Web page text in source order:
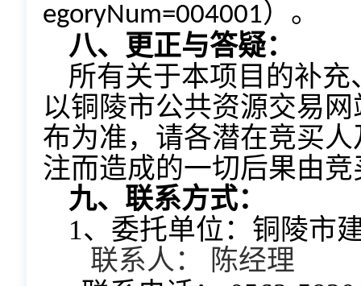
egoryNum=004001）。
八、更正与答疑：
所有关于本项目的补
以铜陵市公共资源交易
布为准，请各潜在竞买
注而造成的一切后果由
九、联系方式：
1、委托单位： 铜陵市
联系人：
陈经理